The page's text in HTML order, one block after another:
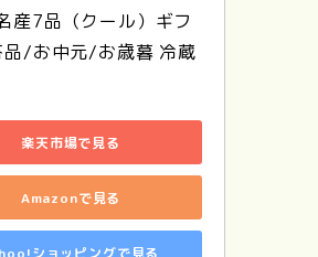
産7品（クール）ギフ
品/お中元/お歳暮 冷蔵
楽天市場で見る
Amazonで見る
ショッピングで見る